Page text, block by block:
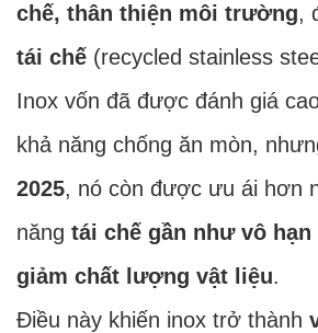
chế, thân thiện môi trường,
tái chế (recycled stainless
Inox vốn đã được đánh giá
khả năng chống ăn mòn,
2025, nó còn được ưu ái hơn
năng tái chế gần như vô hạn
giảm chất lượng vật liệu.
Điều này khiến inox trở thành